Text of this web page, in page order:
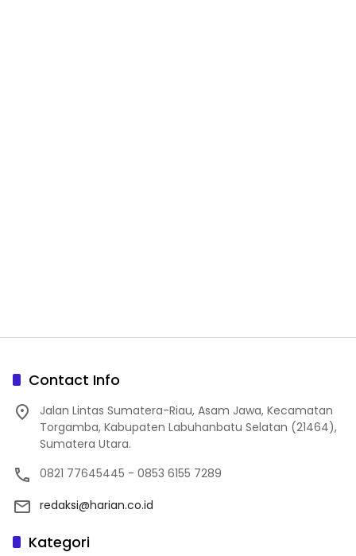
Contact Info
Jalan Lintas Sumatera-Riau, Asam Jawa, Kecamatan
Torgamba, Kabupaten Labuhanbatu Selatan (21464),
Sumatera Utara.
0821 77645445 - 0853 6155 7289
redaksi@harian.co.id
Kategori